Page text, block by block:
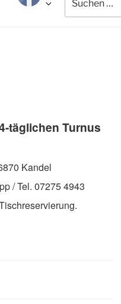
nach:
täglichen Turnus
Kandel
/ Tel. 07275 4943